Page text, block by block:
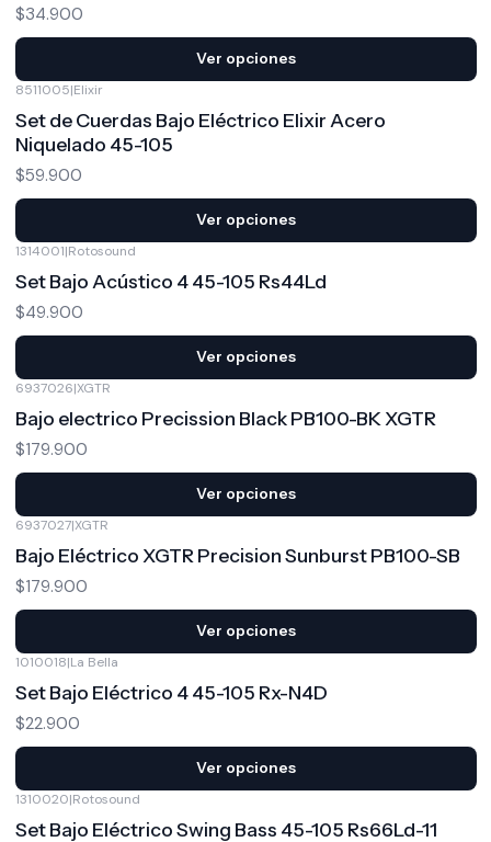
$34.900
Ver opciones
8511005|Elixir
Set de Cuerdas Bajo Eléctrico Elixir Acero
Niquelado 45-105
$59.900
Ver opciones
1314001|Rotosound
Set Bajo Acústico 4 45-105 Rs44Ld
$49.900
Ver opciones
6937026|XGTR
Bajo electrico Precission Black PB100-BK XGTR
$179.900
Ver opciones
6937027|XGTR
Bajo Eléctrico XGTR Precision Sunburst PB100-SB
$179.900
Ver opciones
1010018|La Bella
Set Bajo Eléctrico 4 45-105 Rx-N4D
$22.900
Ver opciones
1310020|Rotosound
Set Bajo Eléctrico Swing Bass 45-105 Rs66Ld-11